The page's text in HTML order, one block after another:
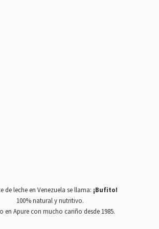
de leche en Venezuela se llama: ¡Bufito!
100% natural y nutritivo.
en Apure con mucho cariño desde 1985.